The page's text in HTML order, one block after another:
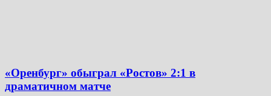
«Оренбург» обыграл «Ростов» 2:1 в
драматичном матче